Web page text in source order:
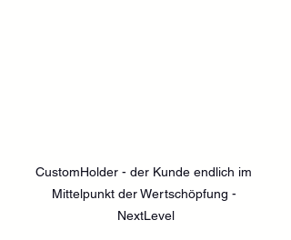
CustomHolder - der Kunde endlich im
Mittelpunkt der Wertschöpfung -
NextLevel